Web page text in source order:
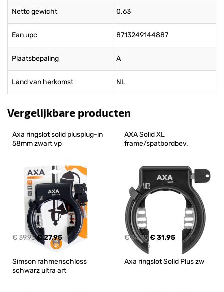
Netto gewicht 0.63
Ean upc 8713249144887
Plaatsbepaling A
Land van herkomst NL
Vergelijkbare producten
Axa ringslot solid plusplug-in
58mm zwart vp
€ 39,95€ 27,95
AXA Solid XL
frame/spatbordbev.
€ 34,95€ 31,95
Simson rahmenschloss
schwarz ultra art
Axa ringslot Solid Plus zw